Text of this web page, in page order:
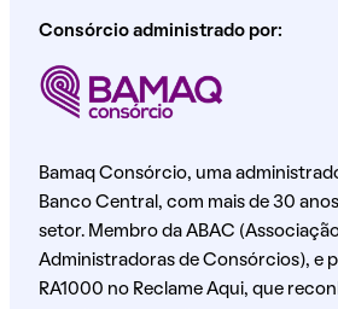
Consórcio administrado por:
Bamaq Consórcio, uma
Banco Central, com mais de 30
setor. Membro da ABAC
Administradoras de Consórcios), e
RA1000 no Reclame Aqui, que